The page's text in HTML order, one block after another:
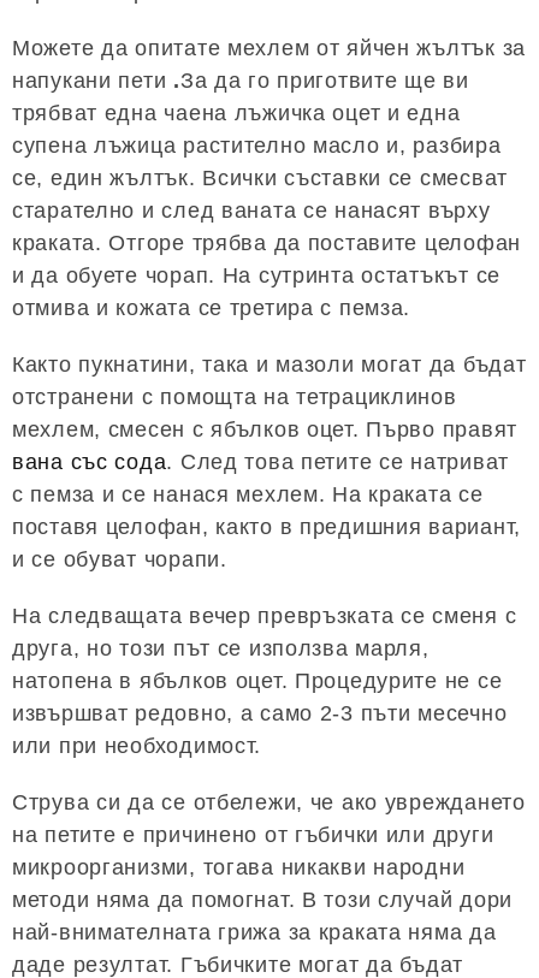
Можете да опитате мехлем от яйчен жълтък за
напукани пети .За да го приготвите ще ви
трябват една чаена лъжичка оцет и една
супена лъжица растително масло и, разбира
се, един жълтък. Всички съставки се смесват
старателно и след ваната се нанасят върху
краката. Отгоре трябва да поставите целофан
и да обуете чорап. На сутринта остатъкът се
отмива и кожата се третира с пемза.
Както пукнатини, така и мазоли могат да бъдат
отстранени с помощта на тетрациклинов
мехлем, смесен с ябълков оцет. Първо правят
вана със сода. След това петите се натриват
с пемза и се нанася мехлем. На краката се
поставя целофан, както в предишния вариант,
и се обуват чорапи.
На следващата вечер превръзката се сменя с
друга, но този път се използва марля,
натопена в ябълков оцет. Процедурите не се
извършват редовно, а само 2-3 пъти месечно
или при необходимост.
Струва си да се отбележи, че ако увреждането
на петите е причинено от гъбички или други
микроорганизми, тогава никакви народни
методи няма да помогнат. В този случай дори
най-внимателната грижа за краката няма да
даде резултат. Гъбичките могат да бъдат